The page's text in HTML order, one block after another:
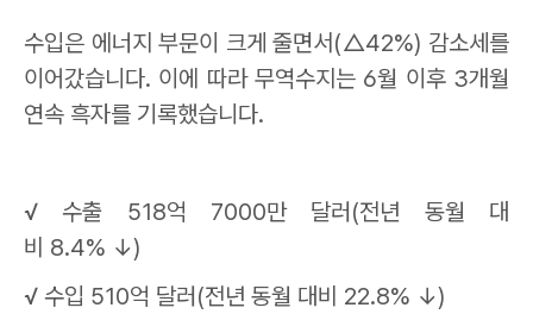
수입은 에너지 부문이 크게 줄면서 (△42%) 감소세를
이어갔습니다. 이에 따라 무역수지는 6월 이후 3개월
연속 흑자를 기록했습니다.
√ 수출 518억 7000만 달러(전년 동월 대
비 8.4% ↓)
√ 수입 510억 달러(전년 동월 대비 22.8% ↓)